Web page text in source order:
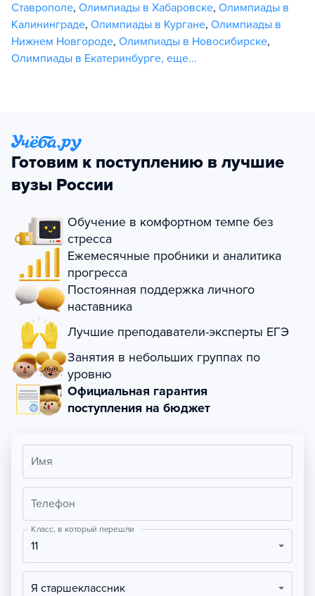
Ставрополе, Олимпиады в Хабаровске, Олимпиады в
Калининграде, Олимпиады в Кургане, Олимпиады в
Нижнем Новгороде, Олимпиады в Новосибирске,
Олимпиады в Екатеринбурге, еще...
Готовим к поступлению в лучшие
вузы России
Обучение в комфортном темпе без
стресса
Ежемесячные пробники и аналитика
прогресса
Постоянная поддержка личного
наставника
Лучшие преподаватели-эксперты ЕГЭ
Занятия в небольших группах по
уровню
Официальная гарантия
поступления на бюджет
Имя
Телефон
Класс, в который перешли
11
Я старшеклассник